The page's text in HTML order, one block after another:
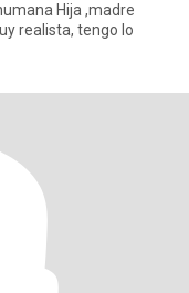
amigos, alegre, muy realista, tengo lo